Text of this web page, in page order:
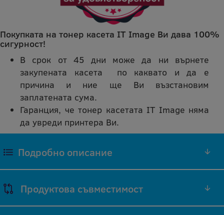
Покупката на тонер касета IT Image Ви дава 100%
сигурност!
В срок от 45 дни може да ни върнете
закупената касета по каквато и да е
причина и ние ще Ви възстановим
заплатената сума.
Гаранция, че тонер касетата IT Image няма
да увреди принтера Ви.
Подробно описание
РЕПРОИЗВЕДЕНА IT IMAGE ТОНЕР КАСЕТА
Продуктова съвместимост